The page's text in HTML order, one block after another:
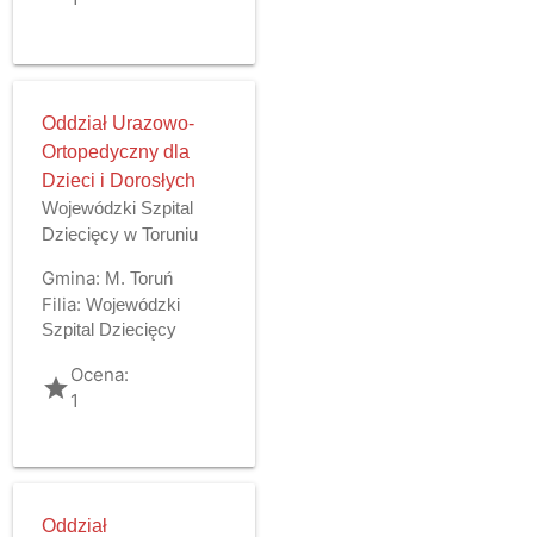
Oddział Urazowo-
Ortopedyczny dla
Dzieci i Dorosłych
Wojewódzki Szpital
Dziecięcy w Toruniu
Gmina: M. Toruń
Filia: Wojewódzki
Szpital Dziecięcy
gradeOcena:
1
Oddział